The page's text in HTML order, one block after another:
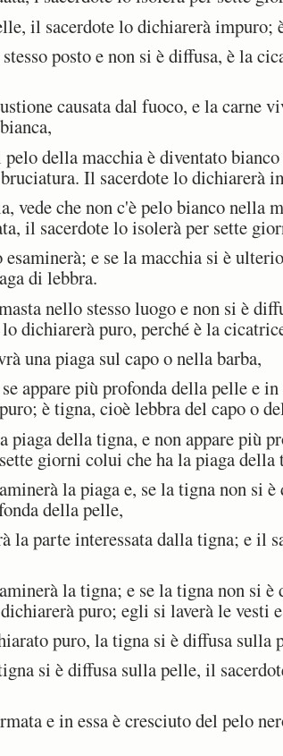
il sacerdote lo dichiarerà impuro;
posto e non si è diffusa, è la
causata dal fuoco, e la carne
della macchia è diventato
Il sacerdote lo dichiarerà
vede che non c'è pelo bianco nella
il sacerdote lo isolerà per sette
e se la macchia si è
di lebbra.
nello stesso luogo e non si è
dichiarerà puro, perché è la
una piaga sul capo o nella barba,
appare più profonda della pelle e
è tigna, cioè lebbra del capo o
piaga della tigna, e non appare più
giorni colui che ha la piaga della
la piaga e, se la tigna non si
della pelle,
la parte interessata dalla tigna; e il
la tigna; e se la tigna non si
puro; egli si laverà le vesti
puro, la tigna si è diffusa sulla
si è diffusa sulla pelle, il
e in essa è cresciuto del pelo